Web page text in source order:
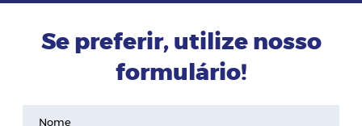
Se preferir, utilize nosso
formulário!
Nome